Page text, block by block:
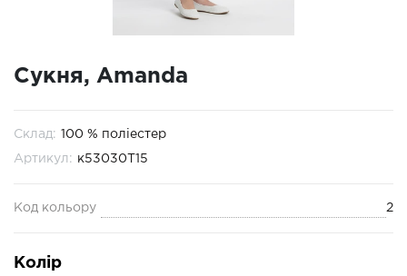
Сукня, Amanda
Склад: 100 % поліестер
Артикул: к53030T15
Код кольору 2
Колір